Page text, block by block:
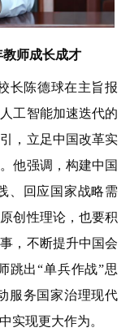
师成长成才
长陈德球在主旨报
工智能加速迭代的
，立足中国改革实
他强调，构建中国
、回应国家战略需
创性理论，也要积
，不断提升中国会
跳出“单兵作战”思
服务国家治理现代
实现更大作为。